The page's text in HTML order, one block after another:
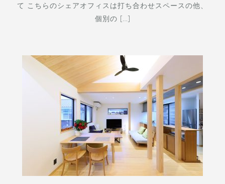
て こちらのシェアオフィスは打ち合わせスペースの他、
個別の […]